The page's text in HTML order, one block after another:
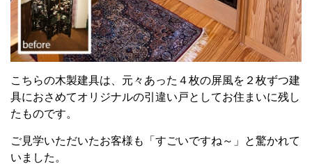
こちらの木製建具は、元々あった４枚の屏風を２枚ずつ建
具におさめてオリジナルの引違い戸としてお住まいに残し
たものです。
ご見学いただいたお客様も「すごいですね～」と驚かれて
いました。